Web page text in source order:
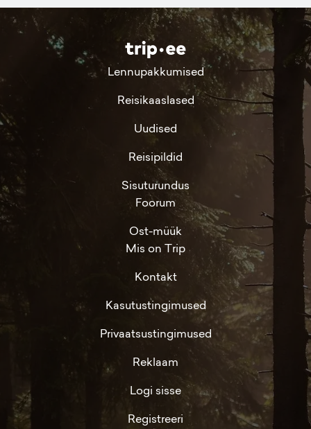
Lennupakkumised
Reisikaaslased
Uudised
Reisipildid
Sisuturundus
Foorum
Ost-müük
Mis on Trip
Kontakt
Kasutustingimused
Privaatsustingimused
Reklaam
Logi sisse
Registreeri